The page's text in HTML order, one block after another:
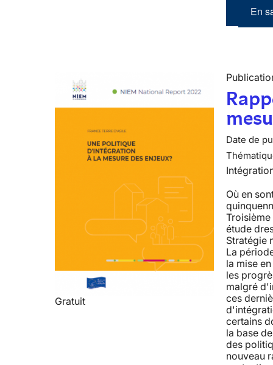
En
Gratuit
Date de
Où en
étude
Stratégie
La
la mise
les
malgré
ces
certains
la base
des
nouveau